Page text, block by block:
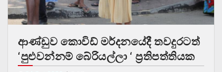
ආණ්ඩුව කොවිඩ් මර්දනයේදී තවදුරටත්
‘පුළුවන්නම් බේරියල්ලා ‘ ප්‍රතිපත්තියක